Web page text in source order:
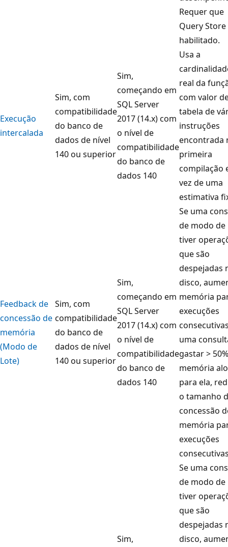
Requer que
Query Store
habilitado.
Execução
intercalada
Sim, com
compatibilidade
do banco de
dados de nível
140 ou superior
Sim,
começando em
SQL Server
2017 (14.x) com
o nível de
compatibilidade
do banco de
dados 140
Usa a
real da
com valor
tabela de
instruções
encontrada
primeira
compilação
vez de uma
estimativa
Feedback de
concessão de
memória
(Modo de
Lote)
Sim, com
compatibilidade
do banco de
dados de nível
140 ou superior
Sim,
começando em
SQL Server
2017 (14.x) com
o nível de
compatibilidade
do banco de
dados 140
Se uma
de modo de
tiver
que são
despejadas
disco,
memória
execuções
uma
gastar >
memória
para ela,
o tamanho
concessão
memória
execuções
Sim,
Se uma
de modo de
tiver
que são
despejadas
disco,